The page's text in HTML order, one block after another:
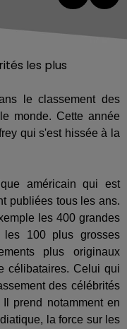
le classement des
monde. Cette année
qui s'est hissée à la
américain qui est
publiées tous les ans.
les 400 grandes
les 100 plus grosses
plus originaux
célibataires. Celui qui
des célébrités
prend notamment en
la force sur les